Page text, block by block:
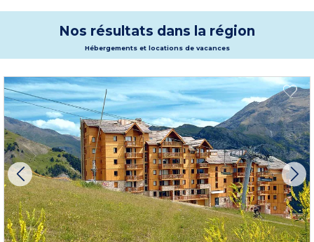
patrimoine extrêmement riche : architectural, civil, religieux et rural. Vous
n’aurez pas le temps de vous ennuyer dans votre location vacances au Puy
Plus d'informations
Nos résultats dans la région
Hébergements et locations de vacances